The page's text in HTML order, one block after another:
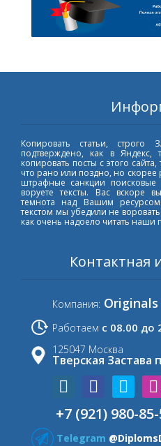
Копировать статьи, строго
подтверждено, как в
копировать посты с этого
что рано или поздно, но
штрафные санкции
воруете тексты. Вас вскоре
темнота над Вашим
текстом мы убедили не
как очень надоело читать наши
Контактная
Компания:
Работаем с 08.00 до
125047 Москва
Тверская Застава
+7 (921) 980-
Telegram